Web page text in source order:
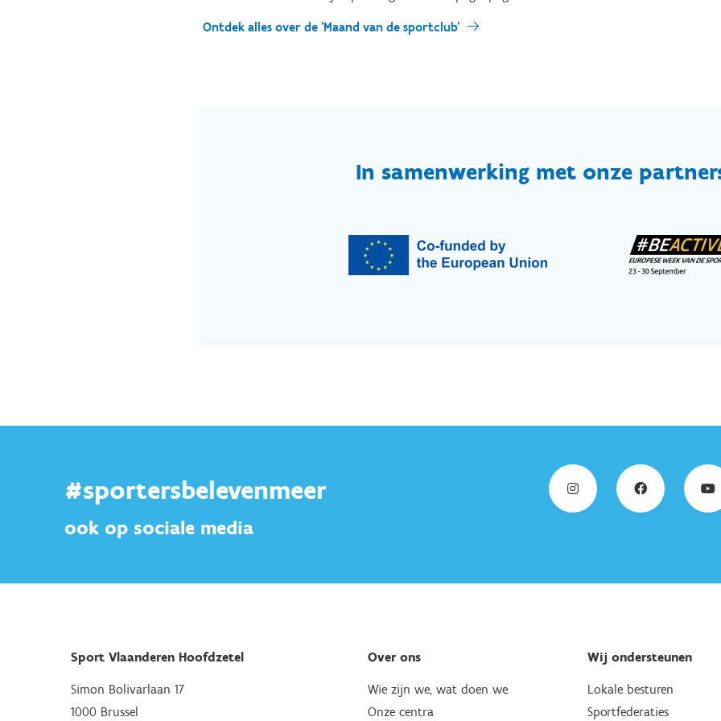
Ontdek alles over de 'Maand van de sportclub'
In samenwerking met onze
#sportersbelevenmeer
ook op sociale media
Sport Vlaanderen Hoofdzetel
Simon Bolivarlaan 17
1000 Brussel
Over ons
Wie zijn we, wat doen we
Onze centra
Wij ondersteunen
Lokale besturen
Sportfederaties